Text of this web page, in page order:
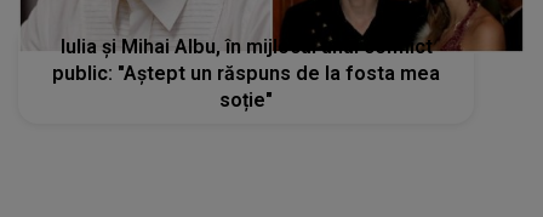
Iulia și Mihai Albu, în mijlocul unui conflict
public: "Aștept un răspuns de la fosta mea
soție"